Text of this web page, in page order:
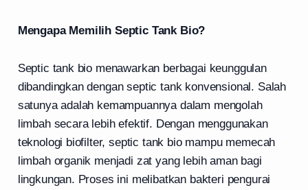
Mengapa Memilih Septic Tank Bio?
Septic tank bio menawarkan berbagai keunggulan
dibandingkan dengan septic tank konvensional. Salah
satunya adalah kemampuannya dalam mengolah
limbah secara lebih efektif. Dengan menggunakan
teknologi biofilter, septic tank bio mampu memecah
limbah organik menjadi zat yang lebih aman bagi
lingkungan. Proses ini melibatkan bakteri pengurai